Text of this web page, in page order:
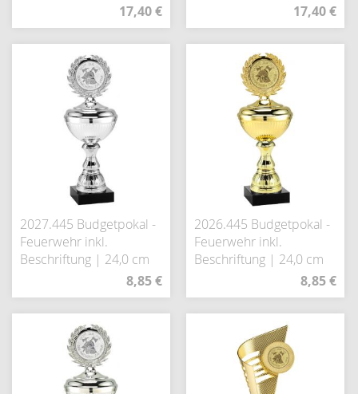
17,40 €
17,40 €
2027.445 Budgetpokal -
Feuerwehr inkl.
Beschriftung | 24,0 cm
8,85 €
2026.445 Budgetpokal -
Feuerwehr inkl.
Beschriftung | 24,0 cm
8,85 €